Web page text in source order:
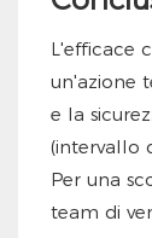
L'efficace
un'azione
e la
(intervallo
Per una
team di